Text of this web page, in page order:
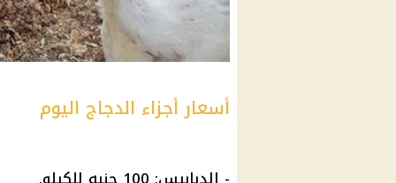
أسعار أجزاء الدجاج اليوم